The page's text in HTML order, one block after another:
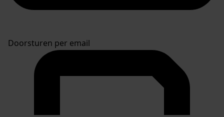
Doorsturen per email